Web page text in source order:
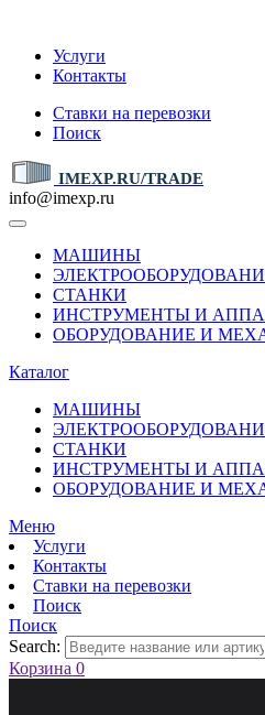
Услуги
Контакты
Ставки на перевозки
Поиск
IMEXP.RU/TRADE
info@imexp.ru
МАШИНЫ
СТАНКИ
ИНСТРУМЕНТЫ И
ОБОРУДОВАНИЕ И
Каталог
МАШИНЫ
СТАНКИ
ИНСТРУМЕНТЫ И
ОБОРУДОВАНИЕ И
Меню
Услуги
Контакты
Ставки на перевозки
Поиск
Поиск
Search:
Корзина 0